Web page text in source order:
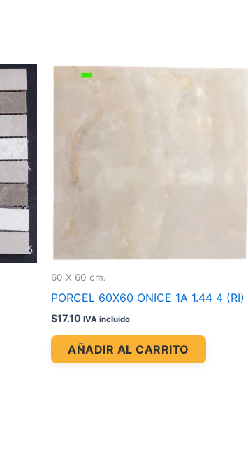
60 X 60 cm.
PORCEL 60X60 ONICE 1A 1.44 4 (RI)
$17.10 IVA incluido
AÑADIR AL CARRITO